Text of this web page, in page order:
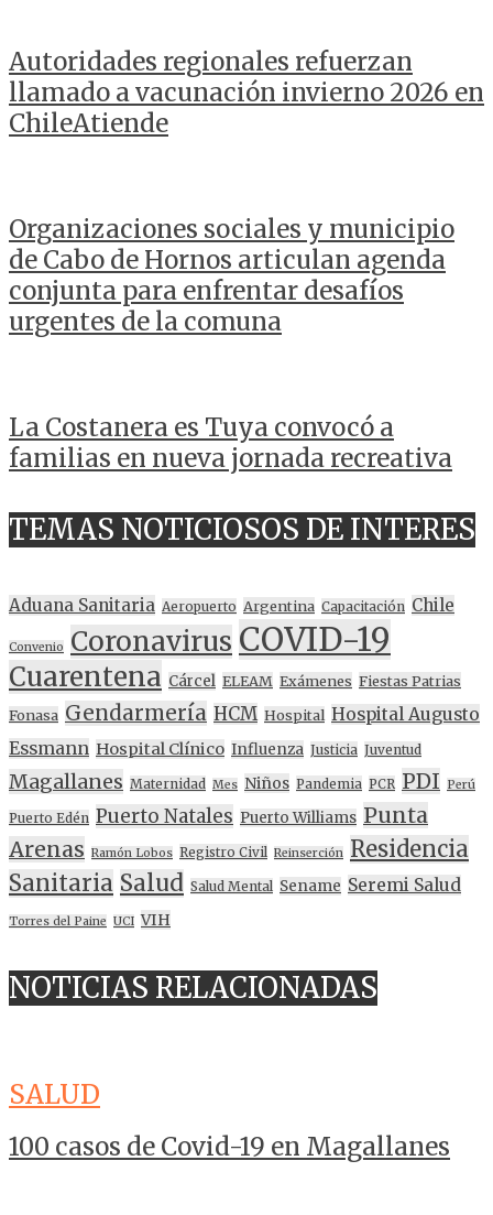
Autoridades regionales refuerzan
llamado a vacunación invierno 2026 en
ChileAtiende
Organizaciones sociales y municipio
de Cabo de Hornos articulan agenda
conjunta para enfrentar desafíos
urgentes de la comuna
La Costanera es Tuya convocó a
familias en nueva jornada recreativa
TEMAS NOTICIOSOS DE INTERES
Aduana Sanitaria Aeropuerto Argentina Capacitación Chile
Convenio Coronavirus COVID-19
Cuarentena Cárcel ELEAM Exámenes Fiestas Patrias
Fonasa Gendarmería HCM Hospital Hospital Augusto
Essmann Hospital Clínico Influenza Justicia Juventud
Magallanes Maternidad Mes Niños Pandemia PCR PDI Perú
Puerto Edén Puerto Natales Puerto Williams Punta
Arenas Ramón Lobos Registro Civil Reinserción
Residencia
Sanitaria Salud Salud Mental Sename Seremi Salud
Torres del Paine UCI VIH
NOTICIAS RELACIONADAS
SALUD
100 casos de Covid-19 en Magallanes